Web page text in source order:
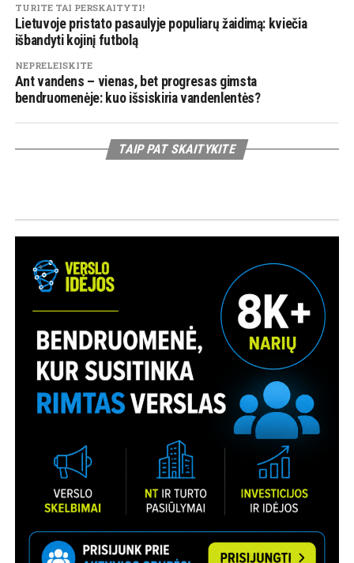
TURITE TAI PERSKAITYTI!
Lietuvoje pristato pasaulyje populiarų žaidimą: kviečia
išbandyti kojinį futbolą
NEPRELEISKITE
Ant vandens – vienas, bet progresas gimsta
bendruomenėje: kuo išsiskiria vandenlentės?
TAIP PAT SKAITYKITE